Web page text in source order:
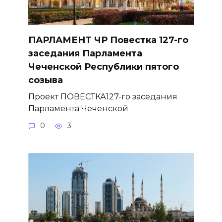
ПАРЛАМЕНТ ЧР Повестка 127-го
заседания Парламента
Чеченской Республики пятого
созыва
Проект ПОВЕСТКА127-го заседания
Парламента Чеченской
0 3